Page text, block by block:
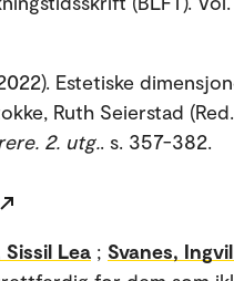
Estetiske
Ruth Seierstad
2. utg.. s. 357-382.
Sissil Lea ; Svanes,